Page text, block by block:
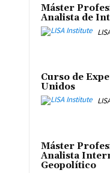
Máster
Analista de
Curso de
Unidos
Máster
Analista
Geopolítico